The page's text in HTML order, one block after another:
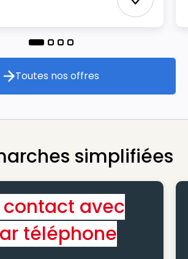
Ajouter
Toutes nos offres
Toutes nos offres
simplifiées
contact avec
téléphone